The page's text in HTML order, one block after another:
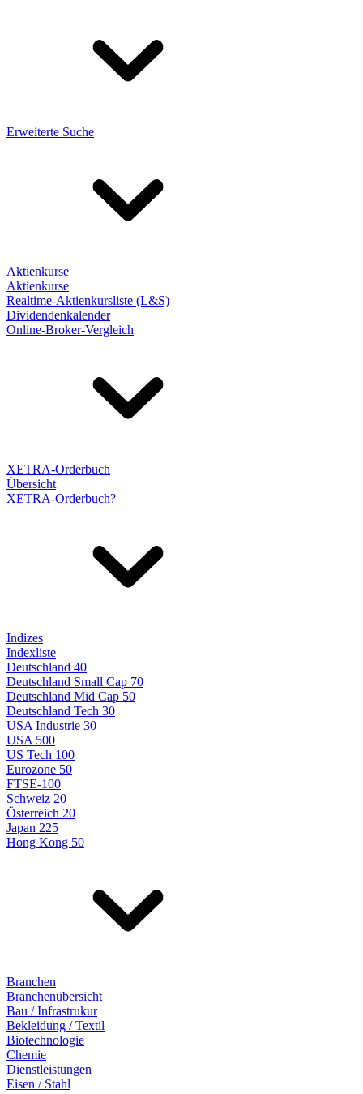
Erweiterte Suche
Aktienkurse
Aktienkurse
Realtime-Aktienkursliste (L&S)
Dividendenkalender
Online-Broker-Vergleich
XETRA-Orderbuch
Übersicht
XETRA-Orderbuch?
Indizes
Indexliste
Deutschland 40
Deutschland Small Cap 70
Deutschland Mid Cap 50
Deutschland Tech 30
USA Industrie 30
USA 500
US Tech 100
Eurozone 50
FTSE-100
Schweiz 20
Österreich 20
Japan 225
Hong Kong 50
Branchen
Branchenübersicht
Bau / Infrastrukur
Bekleidung / Textil
Biotechnologie
Chemie
Dienstleistungen
Eisen / Stahl